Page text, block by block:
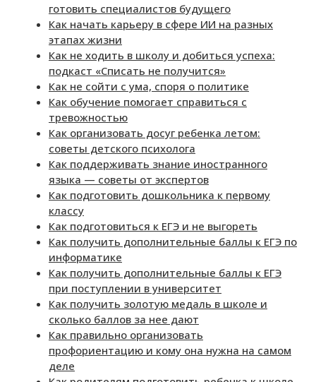
готовить специалистов будущего
Как начать карьеру в сфере ИИ на разных
этапах жизни
Как не ходить в школу и добиться успеха:
подкаст «Списать не получится»
Как не сойти с ума, споря о политике
Как обучение помогает справиться с
тревожностью
Как организовать досуг ребенка летом:
советы детского психолога
Как поддерживать знание иностранного
языка — советы от экспертов
Как подготовить дошкольника к первому
классу
Как подготовиться к ЕГЭ и не выгореть
Как получить дополнительные баллы к ЕГЭ по
информатике
Как получить дополнительные баллы к ЕГЭ
при поступлении в университет
Как получить золотую медаль в школе и
сколько баллов за нее дают
Как правильно организовать
профориентацию и кому она нужна на самом
деле